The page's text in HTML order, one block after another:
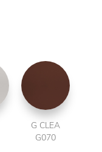
G CLEA
G070